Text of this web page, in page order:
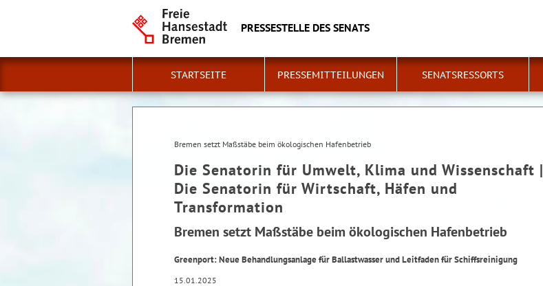
PRESSESTELLE DES SENATS
STARTSEITE PRESSEMITTEILUNGEN SENATSRESSORTS
Bremen setzt Maßstäbe beim ökologischen Hafenbetrieb
Die Senatorin für Umwelt, Klima und Wissenschaft |
Die Senatorin für Wirtschaft, Häfen und
Transformation
Bremen setzt Maßstäbe beim ökologischen Hafenbetrieb
Greenport: Neue Behandlungsanlage für Ballastwasser und Leitfaden für Schiffsreinigung
15.01.2025